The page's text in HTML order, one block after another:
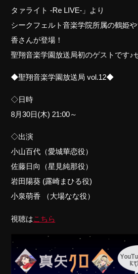
タァライト -Re LIVE-」より
シークフェルト音楽学院所属の鶴姫
香さんが登場！
聖翔音楽学園放送局初のゲストです♪
◆聖翔音楽学園放送局 vol.12◆
◇日時
8月30日(木) 21:00～
◇出演
小山百代（愛城華恋役）
佐藤日向（星見純那役）
岩田陽葵 (露崎まひる役)
小泉萌香 （大場なな役）
視聴はこちら